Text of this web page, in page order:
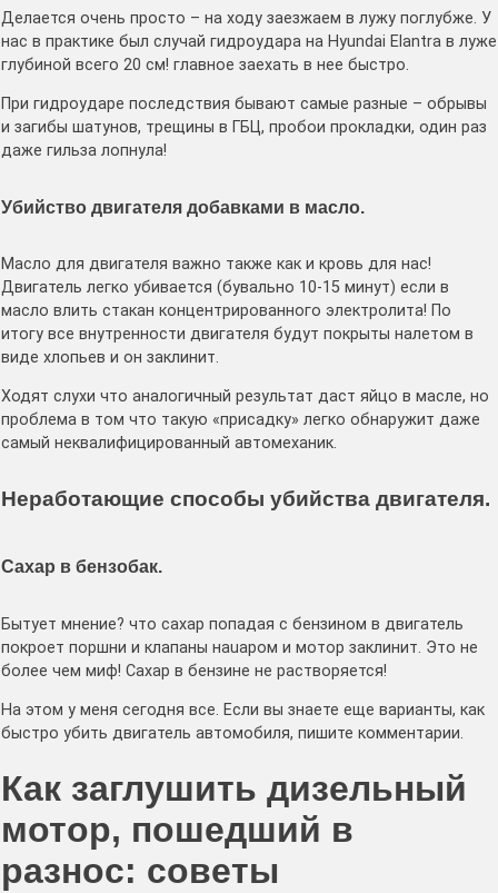
Делается очень просто – на ходу заезжаем в лужу поглубже. У
нас в практике был случай гидроудара на Hyundai Elantra в луже
глубиной всего 20 см! главное заехать в нее быстро.
При гидроударе последствия бывают самые разные – обрывы
и загибы шатунов, трещины в ГБЦ, пробои прокладки, один раз
даже гильза лопнула!
Убийство двигателя добавками в масло.
Масло для двигателя важно также как и кровь для нас!
Двигатель легко убивается (бувально 10-15 минут) если в
масло влить стакан концентрированного электролита! По
итогу все внутренности двигателя будут покрыты налетом в
виде хлопьев и он заклинит.
Ходят слухи что аналогичный результат даст яйцо в масле, но
проблема в том что такую «присадку» легко обнаружит даже
самый неквалифицированный автомеханик.
Неработающие способы убийства двигателя.
Сахар в бензобак.
Бытует мнение? что сахар попадая с бензином в двигатель
покроет поршни и клапаны наuаром и мотор заклинит. Это не
более чем миф! Сахар в бензине не растворяется!
На этом у меня сегодня все. Если вы знаете еще варианты, как
быстро убить двигатель автомобиля, пишите комментарии.
Как заглушить дизельный
мотор, пошедший в
разнос: советы